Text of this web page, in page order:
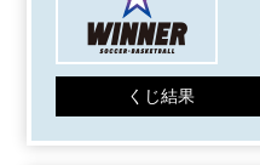
くじ結果